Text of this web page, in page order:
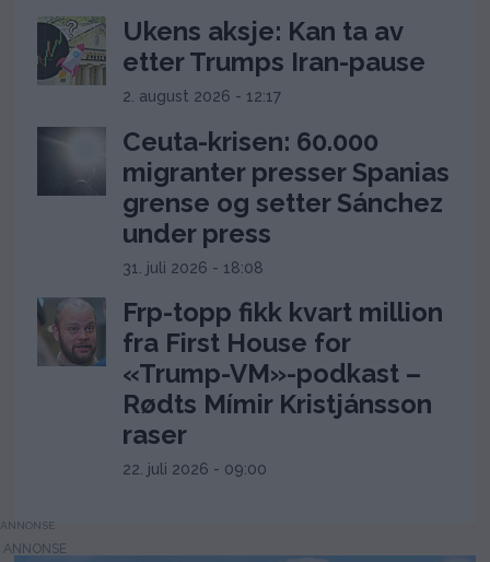
Ukens aksje: Kan ta av
etter Trumps Iran-pause
2. august 2026 - 12:17
Ceuta-krisen: 60.000
migranter presser Spanias
grense og setter Sánchez
under press
31. juli 2026 - 18:08
Frp-topp fikk kvart million
fra First House for
«Trump-VM»-podkast –
Rødts Mímir Kristjánsson
raser
22. juli 2026 - 09:00
ANNONSE